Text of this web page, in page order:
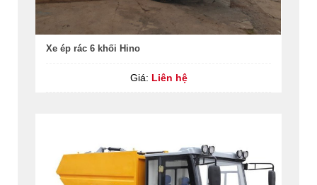
Xe ép rác 6 khối Hino
Giá: Liên hệ